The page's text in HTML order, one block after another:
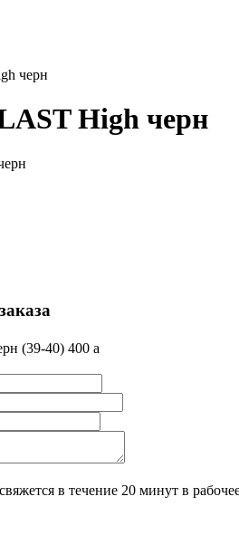
черн
High черн
(39-40) 400 a
в течение 20 минут в